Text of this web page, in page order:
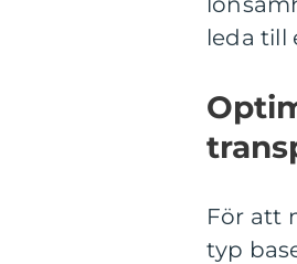
leda till
För att
typ